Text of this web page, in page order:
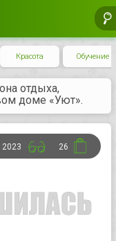
Красота Обучение
отдыха,
доме «Уют».
2023 26